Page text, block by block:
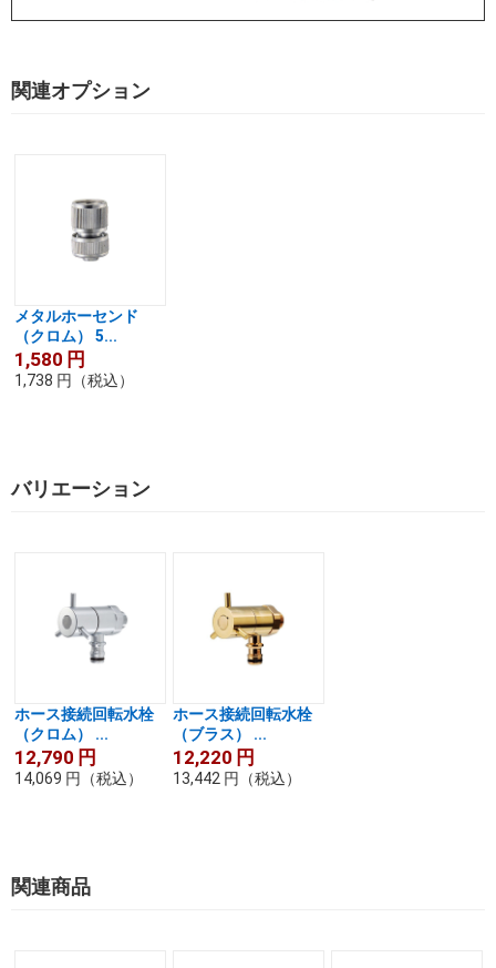
関連オプション
メタルホーセンド
（クロム） 5...
1,580 円
1,738 円 （税込）
バリエーション
ホース接続回転水栓
（クロム） ...
12,790 円
14,069 円 （税込）
ホース接続回転水栓
（ブラス） ...
12,220 円
13,442 円 （税込）
関連商品